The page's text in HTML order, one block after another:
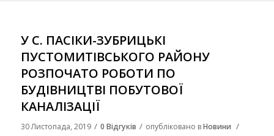
У С. ПАСІКИ-ЗУБРИЦЬКІ
ПУСТОМИТІВСЬКОГО РАЙОНУ
РОЗПОЧАТО РОБОТИ ПО
БУДІВНИЦТВІ ПОБУТОВОЇ
КАНАЛІЗАЦІЇ
30 Листопада, 2019 / 0 Відгуків / опубліковано вНовини /